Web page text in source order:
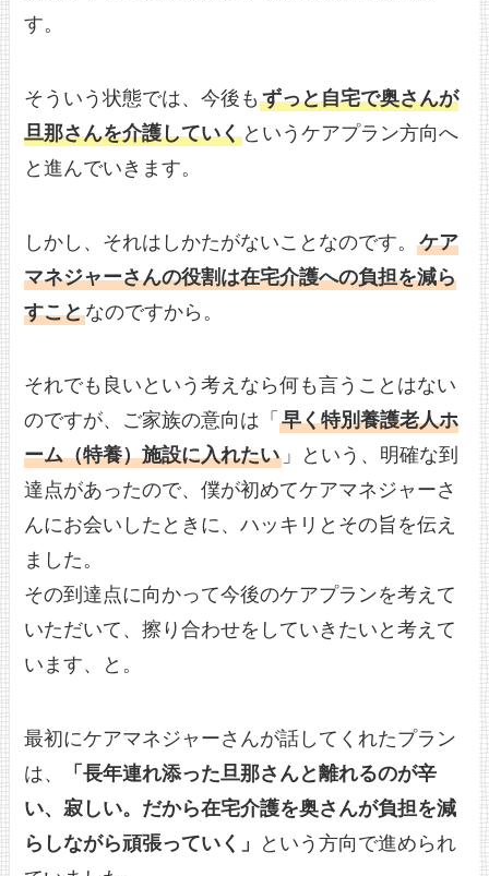
す。
そういう状態では、今後もずっと自宅で奥さんが
旦那さんを介護していく というケアプラン方向へ
と進んでいきます。
しかし、それはしかたがないことなのです。ケア
マネジャーさんの役割は在宅介護への負担を減ら
すことなのですから。
それでも良いという考えなら何も言うことはない
のですが、ご家族の意向は「早く特別養護老人ホ
ーム（特養）施設に入れたい 」という、明確な到
達点があったので、僕が初めてケアマネジャーさ
んにお会いしたときに、ハッキリとその旨を伝え
ました。
その到達点に向かって今後のケアプランを考えて
いただいて、擦り合わせをしていきたいと考えて
います、と。
最初にケアマネジャーさんが話してくれたプラン
は、
「長年連れ添った旦那さんと離れるのが辛
い、寂しい。だから在宅介護を奥さんが負担を減
らしながら頑張っていく」
という方向で進められ